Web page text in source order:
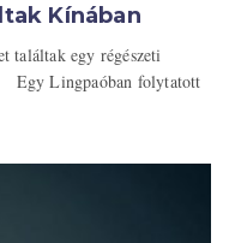
Kínában
találtak egy régészeti
Egy Lingpaóban folytatott